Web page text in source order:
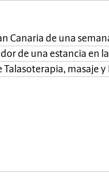
Canaria de una
de una estancia en
Talasoterapia, masaje